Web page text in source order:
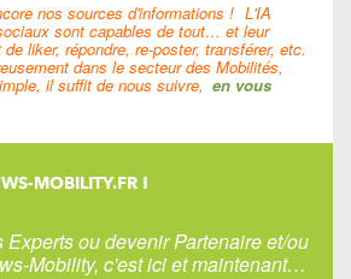
nos sources d'informations ! L'IA
sont capables de tout… et leur
liker, répondre, re-poster, transférer, etc.
dans le secteur des Mobilités,
il suffit de nous suivre, en vous
MOBILITY.FR !
ou devenir Partenaire et/ou
Mobility, c'est ici et maintenant…